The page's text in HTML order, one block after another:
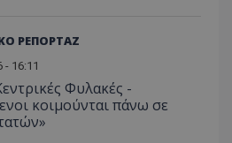
ΡΕΠΟΡΤΑΖ
16:11
Φυλακές -
κοιμούνται πάνω σε